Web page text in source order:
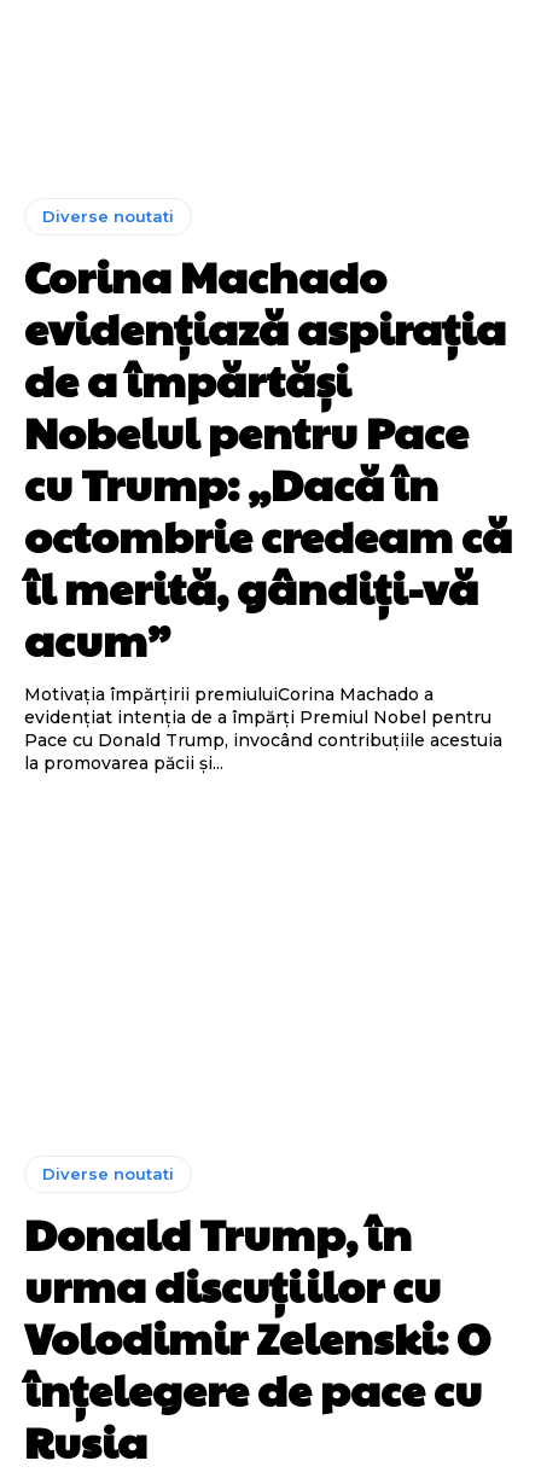
Diverse noutati
Corina Machado
evidențiază aspirația
de a împărtăși
Nobelul pentru Pace
cu Trump: „Dacă în
octombrie credeam că
îl merită, gândiți-vă
acum”
Motivația împărțirii premiuluiCorina Machado a
evidențiat intenția de a împărți Premiul Nobel pentru
Pace cu Donald Trump, invocând contribuțiile acestuia
la promovarea păcii și...
Diverse noutati
Donald Trump, în
urma discuțiilor cu
Volodimir Zelenski: O
înțelegere de pace cu
Rusia